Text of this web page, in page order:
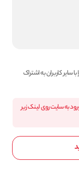
سایر کاربران به اشتراک
به سایت روی لینک زیر